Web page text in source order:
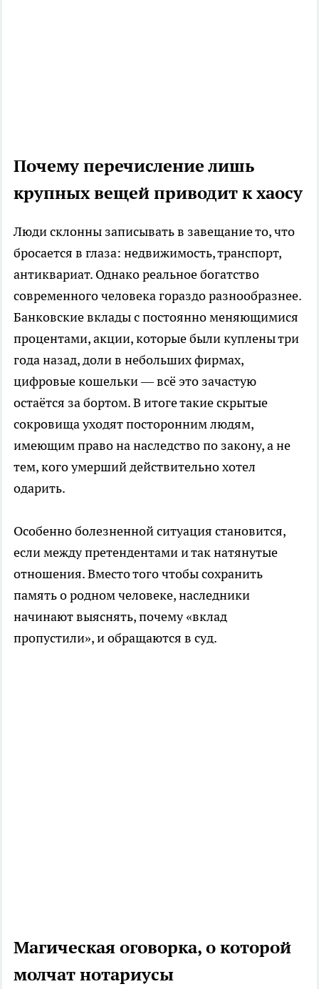
Почему перечисление лишь
крупных вещей приводит к хаосу
Люди склонны записывать в завещание то, что
бросается в глаза: недвижимость, транспорт,
антиквариат. Однако реальное богатство
современного человека гораздо разнообразнее.
Банковские вклады с постоянно меняющимися
процентами, акции, которые были куплены три
года назад, доли в небольших фирмах,
цифровые кошельки — всё это зачастую
остаётся за бортом. В итоге такие скрытые
сокровища уходят посторонним людям,
имеющим право на наследство по закону, а не
тем, кого умерший действительно хотел
одарить.
Особенно болезненной ситуация становится,
если между претендентами и так натянутые
отношения. Вместо того чтобы сохранить
память о родном человеке, наследники
начинают выяснять, почему «вклад
пропустили», и обращаются в суд.
Магическая оговорка, о которой
молчат нотариусы